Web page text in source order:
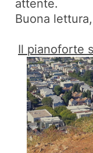
attente.
Buona
Il pianoforte